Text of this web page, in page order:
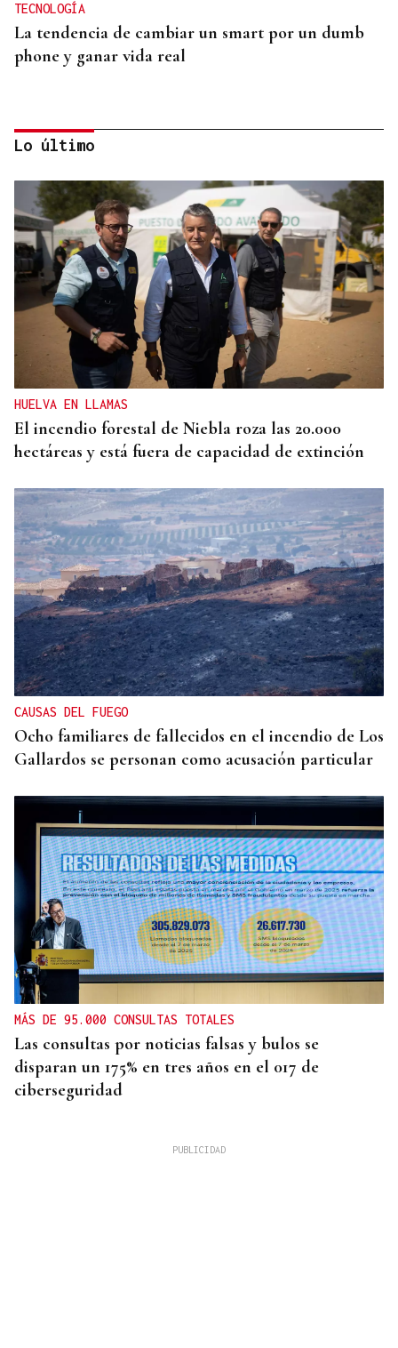
TECNOLOGÍA
La tendencia de cambiar un smart por un dumb
phone y ganar vida real
MODA
Black Friday 2025: el (ya no tan) secreto mejor
guardado del armario de las que más saben
Lo último
HUELVA EN LLAMAS
El incendio forestal de Niebla roza las 20.000
hectáreas y está fuera de capacidad de extinción
CAUSAS DEL FUEGO
Ocho familiares de fallecidos en el incendio de Los
Gallardos se personan como acusación particular
MÁS DE 95.000 CONSULTAS TOTALES
Las consultas por noticias falsas y bulos se
disparan un 175% en tres años en el 017 de
ciberseguridad